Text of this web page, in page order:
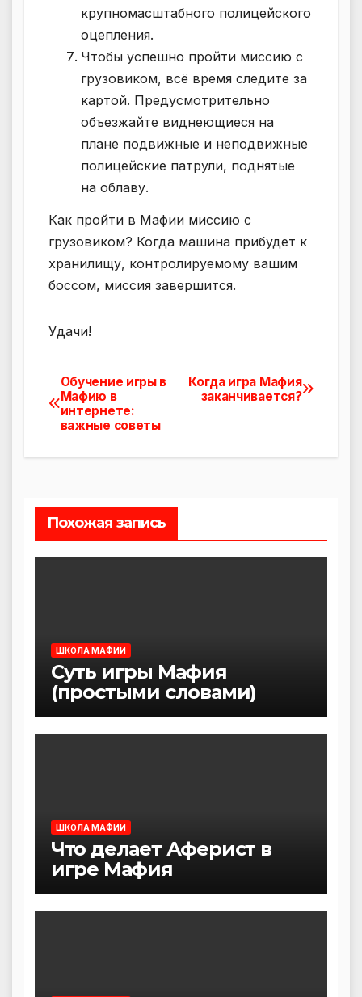
крупномасштабного полицейского
оцепления.
Чтобы успешно пройти миссию с
грузовиком, всё время следите за
картой. Предусмотрительно
объезжайте виднеющиеся на
плане подвижные и неподвижные
полицейские патрули, поднятые
на облаву.
Как пройти в Мафии миссию с
грузовиком? Когда машина прибудет к
хранилищу, контролируемому вашим
боссом, миссия завершится.
Удачи!
Навигация
по
записям
Когда игра Мафия
заканчивается?
Обучение игры в
Мафию в
интернете:
важные советы
Похожая запись
ШКОЛА МАФИИ
Суть игры Мафия
(простыми словами)
ШКОЛА МАФИИ
Что делает Аферист в
игре Мафия